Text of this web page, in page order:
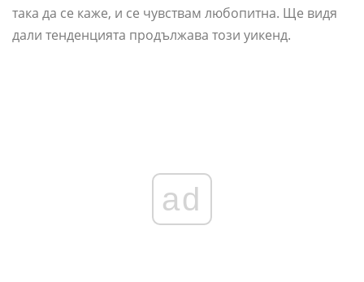
така да се каже, и се чувствам любопитна. Ще видя
дали тенденцията продължава този уикенд.
ad